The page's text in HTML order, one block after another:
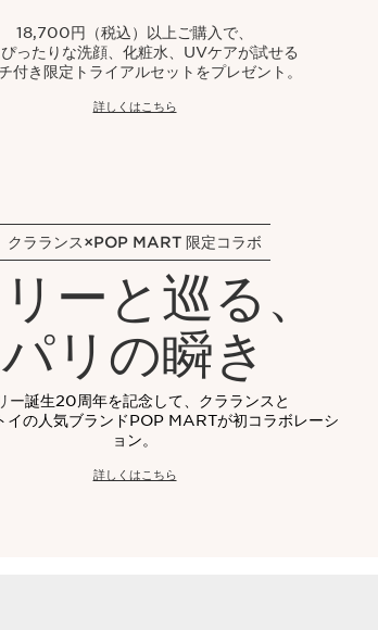
18,700円（税込）以上ご購入で、
ったりな洗顔、化粧水、UVケアが試せる
付き限定トライアルセットをプレゼント。
詳しくはこちら​
クラランス×POP MART 限定コラボ
ーと巡る、
パリの瞬き
ー誕生20周年を記念して、クラランスと
イの人気ブランドPOP MARTが初コラボレーシ
ョン。​
詳しくはこちら